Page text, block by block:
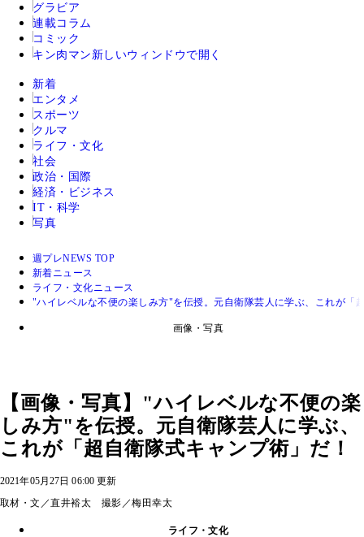
グラビア
連載コラム
コミック
キン肉マン 新しいウィンドウで開く
新着
エンタメ
スポーツ
クルマ
ライフ・文化
社会
政治・国際
経済・ビジネス
IT・科学
写真
週プレNEWS TOP
新着ニュース
ライフ・文化ニュース
"ハイレベルな不便の楽しみ方"を伝授。元自衛隊芸人に学ぶ、これが「
画像・写真
【画像・写真】"ハイレベルな不便の楽
しみ方"を伝授。元自衛隊芸人に学ぶ、
これが「超自衛隊式キャンプ術」だ！
2021年05月27日 06:00 更新
取材・文／直井裕太 撮影／梅田幸太
ライフ・文化